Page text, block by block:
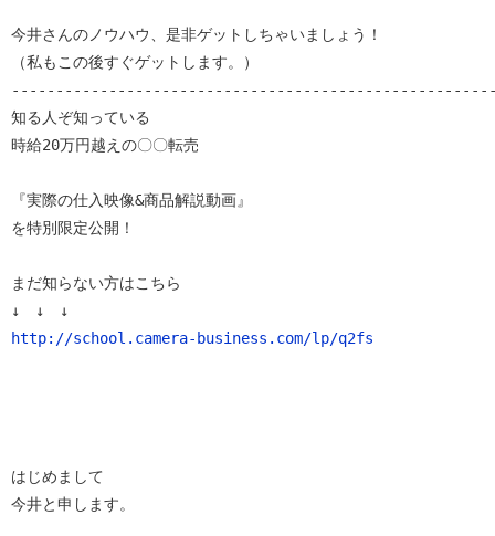
今井さんのノウハウ、是非ゲットしちゃいましょう！
（私もこの後すぐゲットします。）
知る人ぞ知っている
時給20万円越えの〇〇転売
『実際の仕入映像&商品解説動画』
を特別限定公開！
まだ知らない方はこちら
http://school.camera-business.com/lp/q2fs
はじめまして
今井と申します。